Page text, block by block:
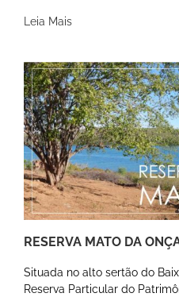
Leia Mais
RESERVA MATO DA
Situada no alto sertão do
Reserva Particular do